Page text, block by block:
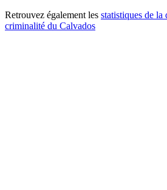
Retrouvez également les statistiques de la
criminalité du Calvados